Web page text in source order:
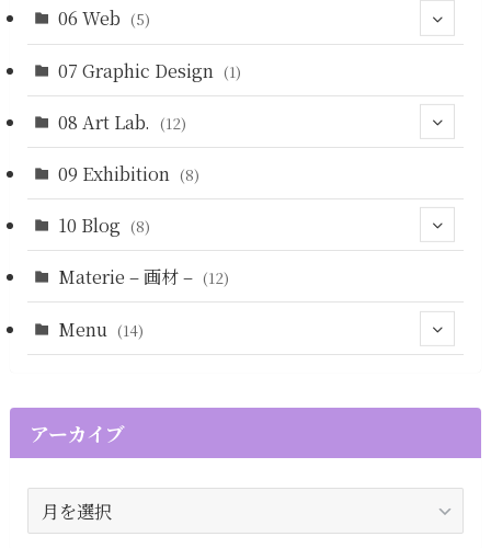
06 Web (5)
(4)
(5)
07 Graphic Design (1)
08 Art Lab. (12)
(7)
09 Exhibition (8)
10 Blog (8)
Materie – 画材 – (12)
Menu (14)
アーカイブ
ー